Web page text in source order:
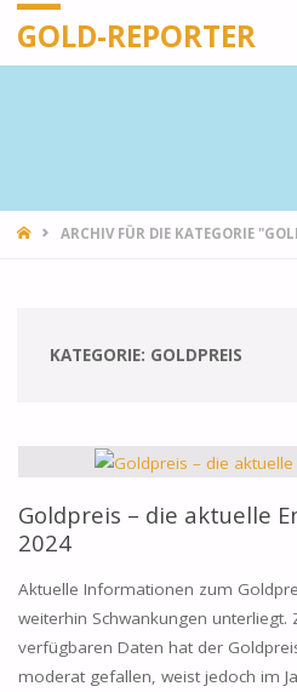
GOLD-REPORTER
STARTSEITE
ARCHIV FÜR DIE KATEGORIE
KATEGORIE: GOLDPREIS
Goldpreis – die aktuelle
2024
Aktuelle Informationen zum
weiterhin Schwankungen unterliegt.
verfügbaren Daten hat der
moderat gefallen, weist jedoch im